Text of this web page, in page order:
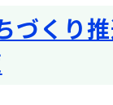
づくり